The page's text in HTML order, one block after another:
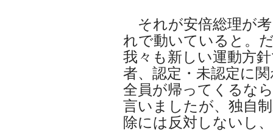
それが安倍総理が
れで動いていると。
我々も新しい運動方
者、認定・未認定に
全員が帰ってくるな
言いましたが、独自
除には反対しないし